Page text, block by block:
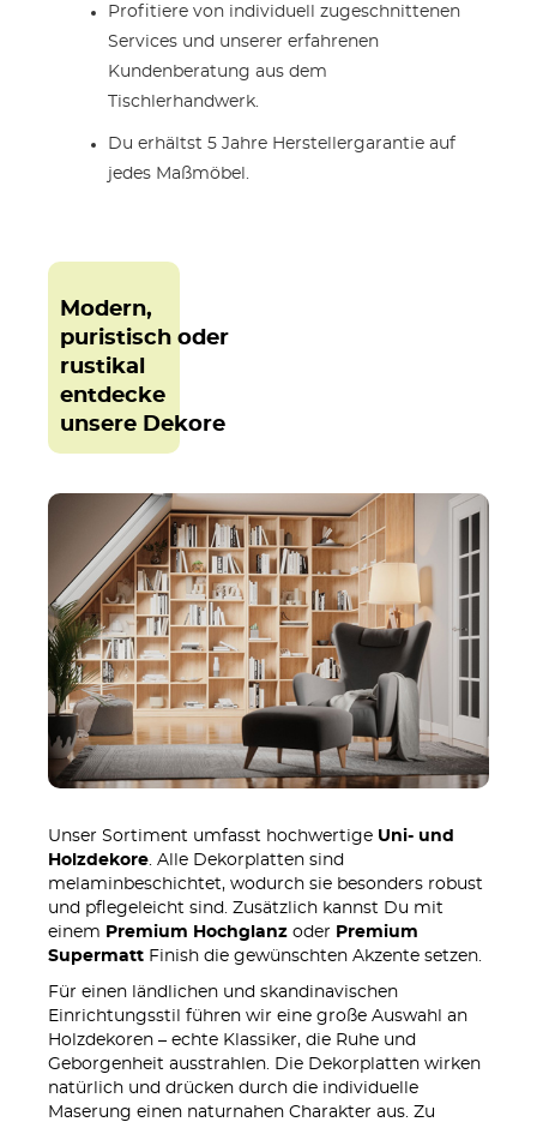
Profitiere von individuell zugeschnittenen
Services und unserer erfahrenen
Kundenberatung aus dem
Tischlerhandwerk.
Du erhältst 5 Jahre Herstellergarantie auf
jedes Maßmöbel.
Modern,
puristisch oder
rustikal
entdecke
unsere Dekore
Unser Sortiment umfasst hochwertige Uni- und
Holzdekore . Alle Dekorplatten sind
melaminbeschichtet, wodurch sie besonders robust
und pflegeleicht sind. Zusätzlich kannst Du mit
einem Premium Hochglanz oder Premium
Supermatt Finish die gewünschten Akzente setzen.
Für einen ländlichen und skandinavischen
Einrichtungsstil führen wir eine große Auswahl an
Holzdekoren – echte Klassiker, die Ruhe und
Geborgenheit ausstrahlen. Die Dekorplatten wirken
natürlich und drücken durch die individuelle
Maserung einen naturnahen Charakter aus. Zu